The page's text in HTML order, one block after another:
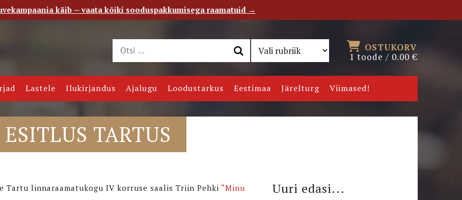
saade Kontakt
OSTUKORV
1 toode / 0.00€
Lastele Ilukirjandus Ajalugu Loodustarkus Eestimaa Järelturg Viimased!
TARTUS
Tartu linnaraamatukogu IV korruse saalis Triin Pehki “Minu
Uuri edasi...
käib — vaata kõiki sooduspakkumisega raamatuid →